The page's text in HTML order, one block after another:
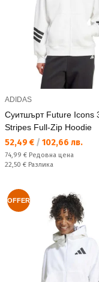
ADIDAS
Суитшърт Future Icons
Stripes Full-Zip Hoodie
Текуща цена:
52,49 € / 102,66 лв.
Редовна цена:
74,99 € Редовна цена
Спестявате:
22,50 € Разлика
OFFER